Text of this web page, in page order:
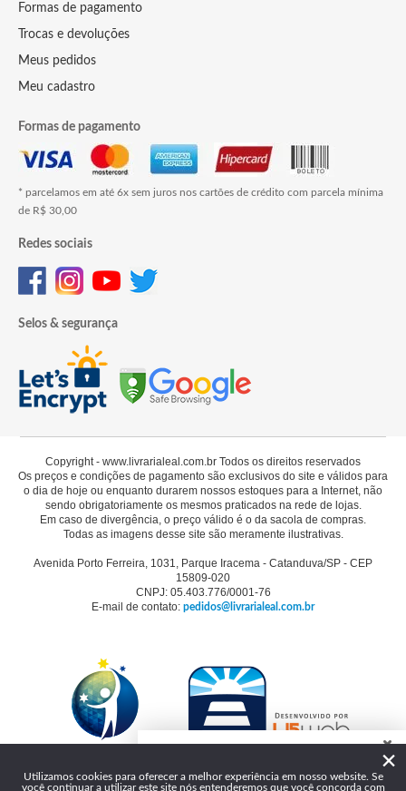
Formas de pagamento
Trocas e devoluções
Meus pedidos
Meu cadastro
Formas de pagamento
* parcelamos em até 6x sem juros nos cartões de crédito com parcela mínima
de R$ 30,00
Redes sociais
Selos & segurança
Copyright - www.livrarialeal.com.br Todos os direitos reservados
Os preços e condições de pagamento são exclusivos do site e válidos para
o dia de hoje ou enquanto durarem nossos estoques para a Internet, não
sendo obrigatoriamente os mesmos praticados na rede de lojas.
Em caso de divergência, o preço válido é o da sacola de compras.
Todas as imagens desse site são meramente ilustrativas.
Avenida Porto Ferreira, 1031, Parque Iracema - Catanduva/SP - CEP
15809-020
CNPJ: 05.403.776/0001-76
E-mail de contato: pedidos@livrarialeal.com.br
×
Utilizamos cookies para oferecer a melhor experiência em nosso website. Se
você continuar a utilizar este site nós entenderemos que você concorda com
Como podemos te ajudar?